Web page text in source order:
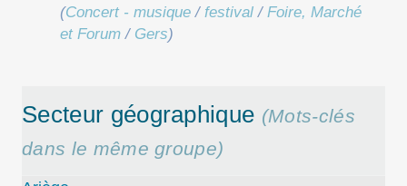
(Concert - musique / festival / Foire, Marché
et Forum / Gers)
Secteur géographique (Mots-clés
dans le même groupe)